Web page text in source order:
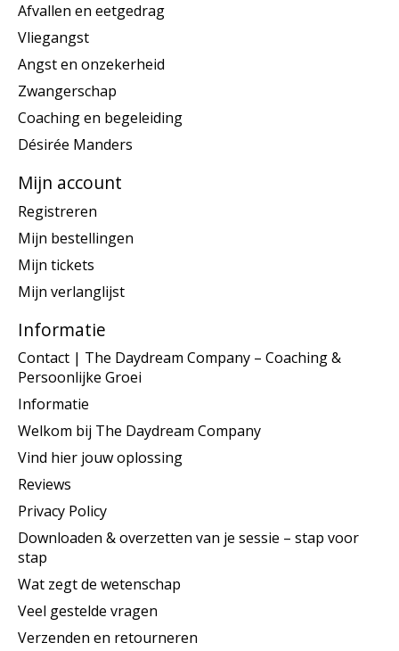
Afvallen en eetgedrag
Vliegangst
Angst en onzekerheid
Zwangerschap
Coaching en begeleiding
Désirée Manders
Mijn account
Registreren
Mijn bestellingen
Mijn tickets
Mijn verlanglijst
Informatie
Contact | The Daydream Company – Coaching &
Persoonlijke Groei
Informatie
Welkom bij The Daydream Company
Vind hier jouw oplossing
Reviews
Privacy Policy
Downloaden & overzetten van je sessie – stap voor
stap
Wat zegt de wetenschap
Veel gestelde vragen
Verzenden en retourneren